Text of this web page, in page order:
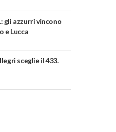
gli azzurri vincono
e Lucca
sceglie il 433.